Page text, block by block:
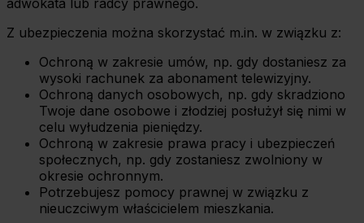
adwokata lub radcy prawnego.
Z ubezpieczenia można skorzystać m.in. w związku z:
Ochroną w zakresie umów, np. gdy dostaniesz za
wysoki rachunek za abonament telewizyjny.
Ochroną danych osobowych, np. gdy skradziono
Twoje dane osobowe i złodziej posłużył się nimi w
celu wyłudzenia pieniędzy.
Ochroną w zakresie prawa pracy i ubezpieczeń
społecznych, np. gdy zostaniesz zwolniony w
okresie ochronnym.
Potrzebujesz pomocy prawnej w związku z
nieuczciwym właścicielem mieszkania.